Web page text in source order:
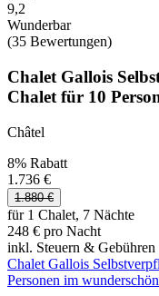
9,2
Wunderbar
(35 Bewertungen)
Chalet Gallois
Chalet für 10
Châtel
8% Rabatt
1.736 €
1.880 €
für 1 Chalet, 7 Nächte
248 € pro Nacht
inkl. Steuern & Gebühren
Chalet Gallois
Personen im